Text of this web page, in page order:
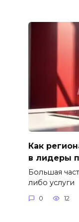
Как
в лидеры
Большая
либо услуги
0 12